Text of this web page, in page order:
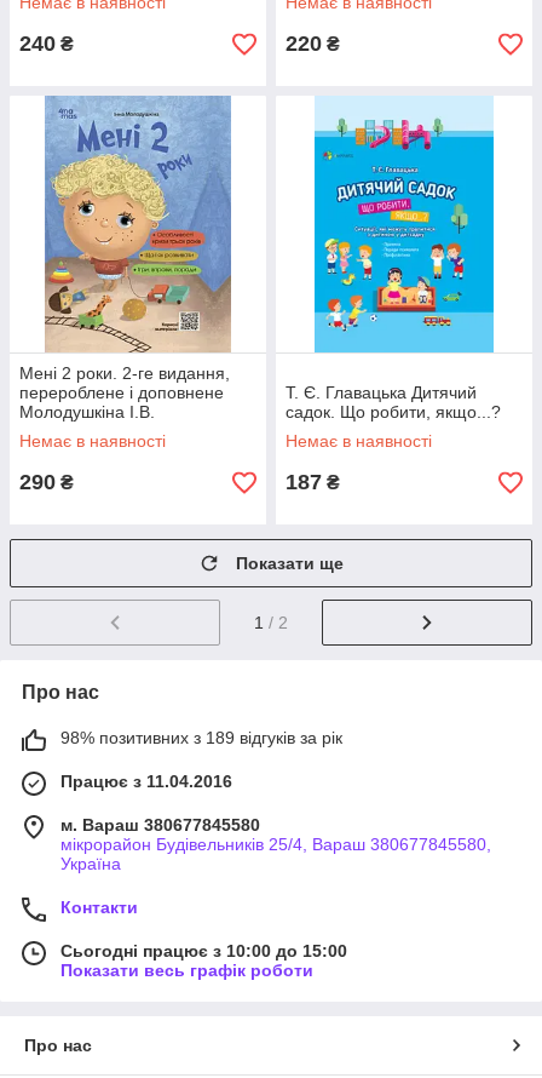
240 ₴ 220 ₴
Мені 2 роки. 2-ге видання,
перероблене і доповнене
Молодушкіна І.В.
Немає в наявності
290 ₴
Т. Є. Главацька Дитячий
садок. Що робити, якщо...?
Немає в наявності
187 ₴
Показати ще
1 / 2
Про нас
98% позитивних з 189 відгуків за рік
Працює з 11.04.2016
м. Вараш 380677845580
мікрорайон Будівельників 25/4, Вараш 380677845580,
Україна
Контакти
Сьогодні працює з 10:00 до 15:00
Показати весь графік роботи
Про нас